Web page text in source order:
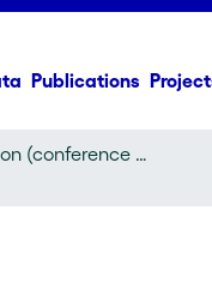
Publications
Présentation (conference presentation)